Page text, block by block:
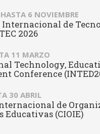
HASTA 6 NOVIEMBRE
Internacional de
2026
11 MARZO
Technology,
Conference
30 ABRIL
de
Educativas (CIOIE)